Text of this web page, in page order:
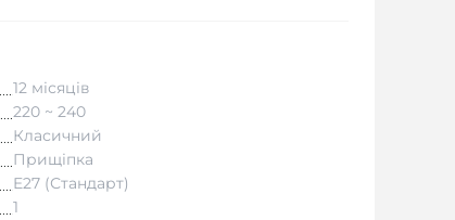
12 місяців
220 ~ 240
Класичний
Прищіпка
E27 (Стандарт)
1